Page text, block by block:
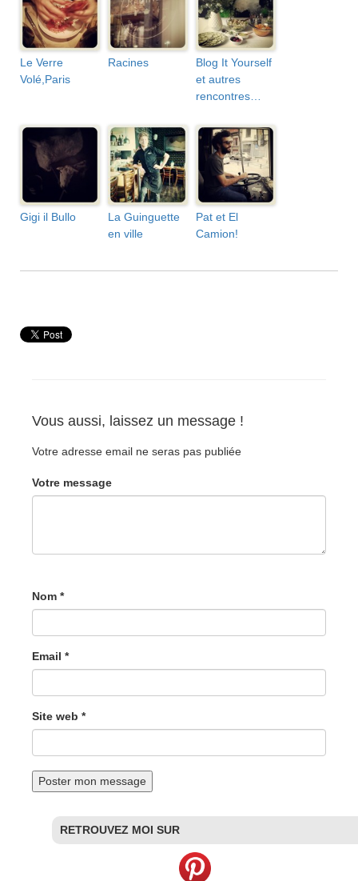
Le Verre
Volé,Paris
Racines
Blog It Yourself
et autres
rencontres…
Gigi il Bullo
La Guinguette
en ville
Pat et El
Camion!
Vous aussi, laissez un message !
Votre adresse email ne seras pas publiée
Votre message
Nom *
Email *
Site web *
RETROUVEZ MOI SUR